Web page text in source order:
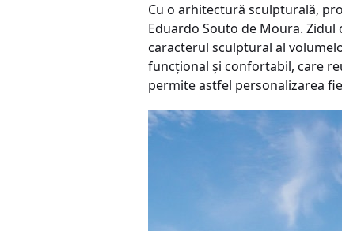
Cu o arhitectură sculpturală,
Eduardo Souto de Moura.
caracterul sculptural al
funcţional şi confortabil, care
permite astfel personalizarea